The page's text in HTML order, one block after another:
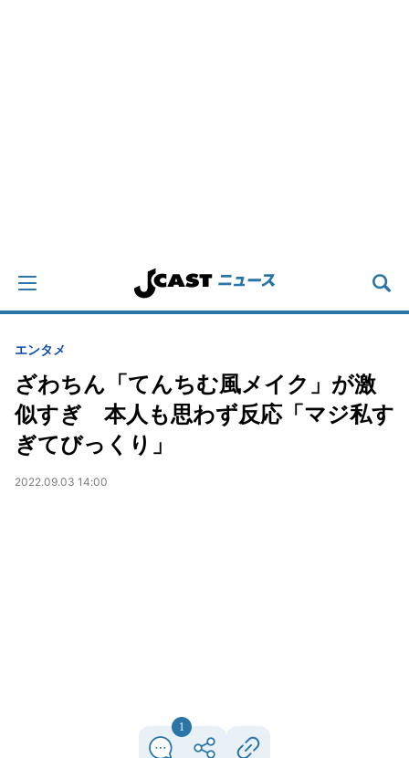
エンタメ
ざわちん「てんちむ風メイク」が激
似すぎ 本人も思わず反応「マジ私す
ぎてびっくり」
2022.09.03 14:00
1